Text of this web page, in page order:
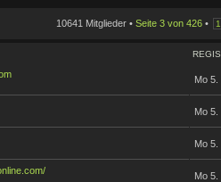
10641 Mitglieder • Seite 3von 426• 1
Mo 5.
Mo 5.
Mo 5.
Mo 5.